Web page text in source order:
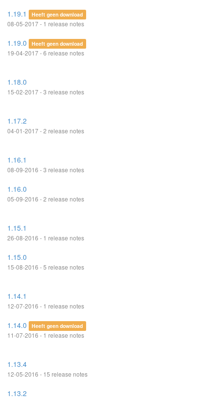
1.19.1 Heeft geen download
08-05-2017 - 1 release notes
1.19.0 Heeft geen download
19-04-2017 - 6 release notes
1.18.0
15-02-2017 - 3 release notes
1.17.2
04-01-2017 - 2 release notes
1.16.1
08-09-2016 - 3 release notes
1.16.0
05-09-2016 - 2 release notes
1.15.1
26-08-2016 - 1 release notes
1.15.0
15-08-2016 - 5 release notes
1.14.1
12-07-2016 - 1 release notes
1.14.0 Heeft geen download
11-07-2016 - 1 release notes
1.13.4
12-05-2016 - 15 release notes
1.13.2